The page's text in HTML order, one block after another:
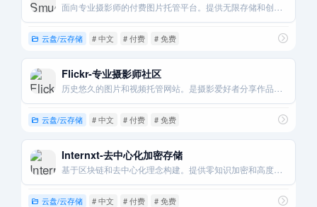
面向专业摄影师的付费图片托管平台。提供无限存储和创建精美作品集网站的功能。
云盘/云存储 # 中文 # 付费 # 免费
Flickr-专业摄影师社区
历史悠久的图片和视频托管网站。是摄影爱好者分享作品和交流的社区。
云盘/云存储 # 中文 # 付费 # 免费
Internxt-去中心化加密存储
基于区块链和去中心化理念构建。提供零知识加密和高度的数据冗余。
云盘/云存储 # 中文 # 付费 # 免费